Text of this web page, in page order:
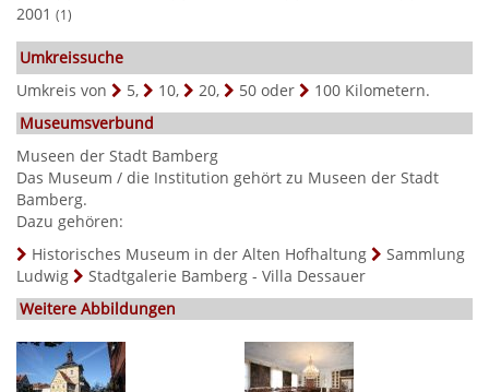
2001 (1)
Umkreissuche
Umkreis von
5, 10, 20, 50 oder 100 Kilometern.
Museumsverbund
Museen der Stadt Bamberg
Das Museum / die Institution gehört zu Museen der Stadt
Bamberg.
Dazu gehören:
Historisches Museum in der Alten Hofhaltung
Sammlung
Ludwig
Stadtgalerie Bamberg - Villa Dessauer
Weitere Abbildungen